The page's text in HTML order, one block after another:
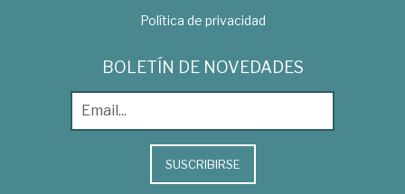
Política de privacidad
BOLETÍN DE NOVEDADES
SUSCRIBIRSE